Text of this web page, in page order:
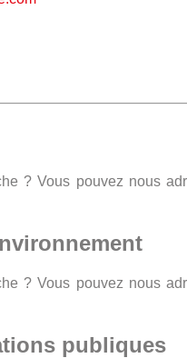
? Vous pouvez nous
? Vous pouvez nous
publiques